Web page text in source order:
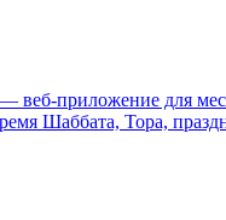
веб-приложение для
Шаббата, Тора,